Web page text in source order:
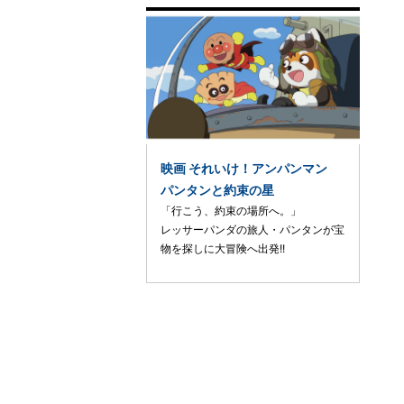
映画 それいけ！アンパンマン
パンタンと約束の星
「行こう、約束の場所へ。」
レッサーパンダの旅人・パンタンが宝
物を探しに大冒険へ出発!!